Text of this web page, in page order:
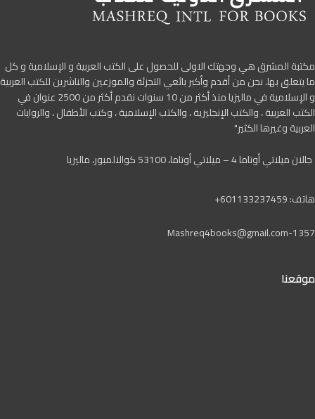
مكتبة المشرق هي وجهتك الاولى للحصول على الكتب العربية و الإسلامية و كل
ما يتعلق بها. نحن من أقدم وأكبر بائعي التجزئة والموزعين والناشرين للكتب العربية
و الإسلامية في ماليزيا منذ أكثر من 10 سنوات نقدم أكثر من 2500 عنوان في
الكتب العربية ، والكتب الإنجليزية ، والكتب الإسلامية ، وكتب الأطفال ، والروايات
العربية وغيرها الكثير"
جالان ميلاتي أوتاما 4 – ميلاتي أوتاما، 53100 كوالالمبور، ماليزيا
هاتف: 601133237459+
Mashreq4books@gmail.com-1357
موقعنا